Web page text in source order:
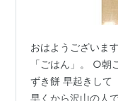
おはようございま
「ごはん」。 ○朝
ずき餅 早起きして
早くから沢山の人